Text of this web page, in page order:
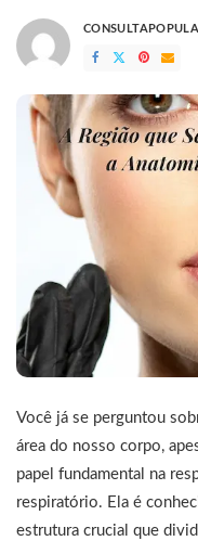
BY
Você já se perguntou
área do nosso corpo,
papel fundamental na
respiratório. Ela é
estrutura crucial que